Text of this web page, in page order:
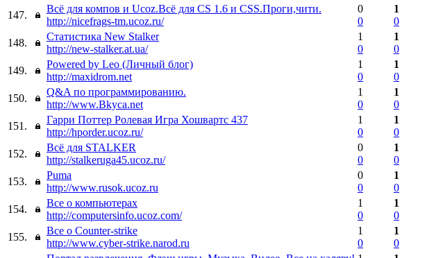
147.
Всё для компов и Ucoz.Всё для CS 1.6 и CSS.Проги,чити.
http://nicefrags-tm.ucoz.ru/
0
0
1
0
148.
Статистика New Stalker
http://new-stalker.at.ua/
1
0
1
0
149.
Powered by Leo (Личный блог)
http://maxidrom.net
1
0
1
0
150.
Q&A по программированию.
http://www.Bkyca.net
1
0
1
0
151.
Гарри Поттер Ролевая Игра Хошвартс 437
http://hporder.ucoz.ru/
1
0
1
0
152.
Всё для STALKER
http://stalkeruga45.ucoz.ru/
0
0
1
0
153.
Puma
http://www.rusok.ucoz.ru
0
0
1
0
154.
Все о компьютерах
http://computersinfo.ucoz.com/
1
0
1
0
155.
Все о Counter-strike
http://www.cyber-strike.narod.ru
1
0
1
0